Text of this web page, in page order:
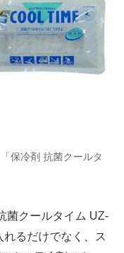
保冷剤 抗菌クールタ
菌クールタイム UZ-
るだけでなく、ス